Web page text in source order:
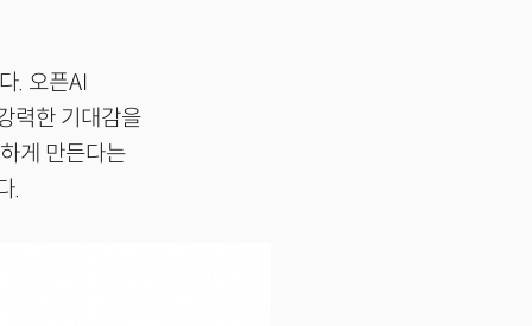
. 오픈AI
력한 기대감을
게 만든다는
.